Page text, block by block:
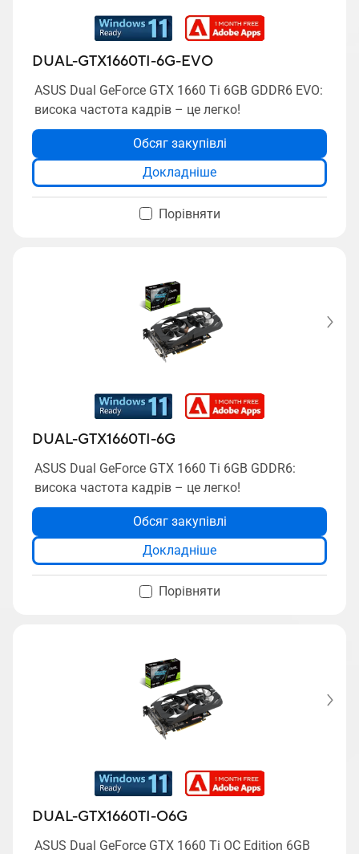
DUAL-GTX1660TI-6G-EVO
ASUS Dual GeForce GTX 1660 Ti 6GB GDDR6 EVO:
висока частота кадрів – це легко!
Обсяг закупівлі
Докладніше
Порівняти
DUAL-GTX1660TI-6G
ASUS Dual GeForce GTX 1660 Ti 6GB GDDR6:
висока частота кадрів – це легко!
Обсяг закупівлі
Докладніше
Порівняти
DUAL-GTX1660TI-O6G
ASUS Dual GeForce GTX 1660 Ti OC Edition 6GB